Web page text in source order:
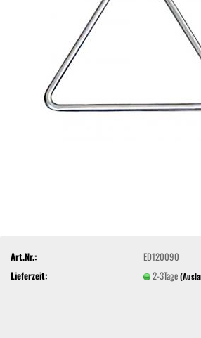
Art.Nr.:
ED120090
Lieferzeit:
2-3Tage